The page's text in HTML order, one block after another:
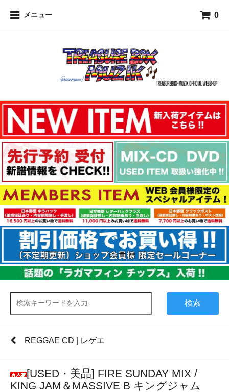
メニュー 0
検索
REGGAE CD | レゲエ
[USED・美品] FIRE SUNDAY MIX /
KING JAM＆MASSIVE B キングジャム